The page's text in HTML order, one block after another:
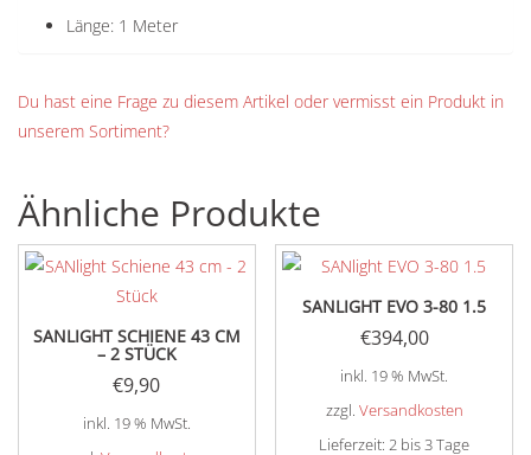
Länge: 1 Meter
Du hast eine Frage zu diesem Artikel oder vermisst ein Produkt in
unserem Sortiment?
Ähnliche Produkte
SANLIGHT SCHIENE 43 CM
– 2 STÜCK
€9,90
inkl. 19 % MwSt.
SANLIGHT EVO 3-80 1.5
€394,00
inkl. 19 % MwSt.
zzgl. Versandkosten
Lieferzeit:2 bis 3 Tage